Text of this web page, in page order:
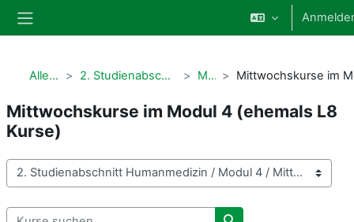
Website-Übersicht
Alle Kurse 2. Studienabschnitt Humanmedizin Modul 4
Mittwochskurse im Modul 4 (ehemals L8
Kurse)
Kursbereiche
Kurse suchen